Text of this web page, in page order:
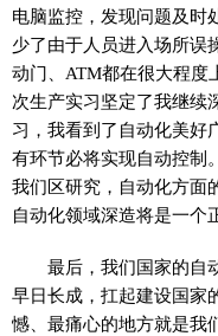
电脑监控，发现问题及时
少了由于人员进入场所误
动门、ATM都在很大程度
次生产实习坚定了我继续
习，我看到了自动化美好
有环节必将实现自动控制
我们区研究，自动化方面
自动化领域深造将是一个
最后，我们国家的自
早日长成，扛起建设国家
憾、最痛心的地方就是我